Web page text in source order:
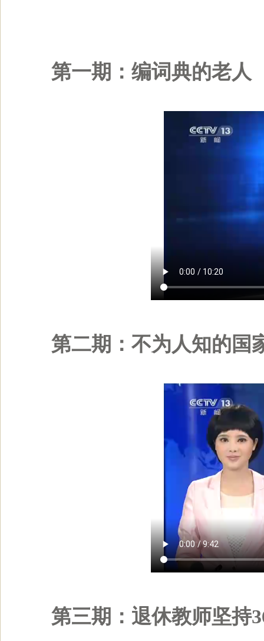
第一期：编词典的老人
第二期：不为人知的国
第三期：退休教师坚持